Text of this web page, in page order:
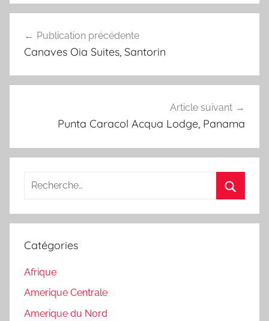
de
Publication précédente
Canaves Oia Suites, Santorin
Article suivant
Punta Caracol Acqua Lodge, Panama
Recherche
:
Catégories
Afrique
Amerique Centrale
Amerique du Nord